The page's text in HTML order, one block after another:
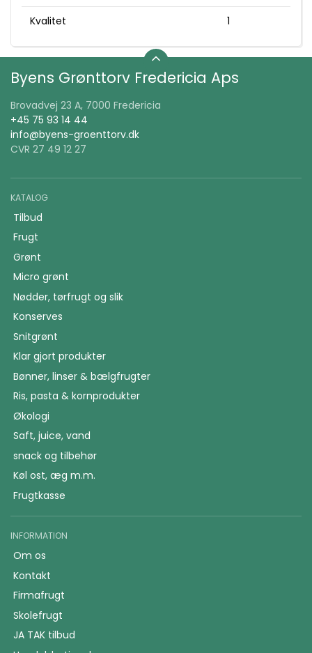
Kvalitet 1
Byens Grønttorv Fredericia Aps
Brovadvej 23 A, 7000 Fredericia
+45 75 93 14 44
info@byens-groenttorv.dk
CVR 27 49 12 27
KATALOG
Tilbud
Frugt
Grønt
Micro grønt
Nødder, tørfrugt og slik
Konserves
Snitgrønt
Klar gjort produkter
Bønner, linser & bælgfrugter
Ris, pasta & kornprodukter
Økologi
Saft, juice, vand
snack og tilbehør
Køl ost, æg m.m.
Frugtkasse
INFORMATION
Om os
Kontakt
Firmafrugt
Skolefrugt
JA TAK tilbud